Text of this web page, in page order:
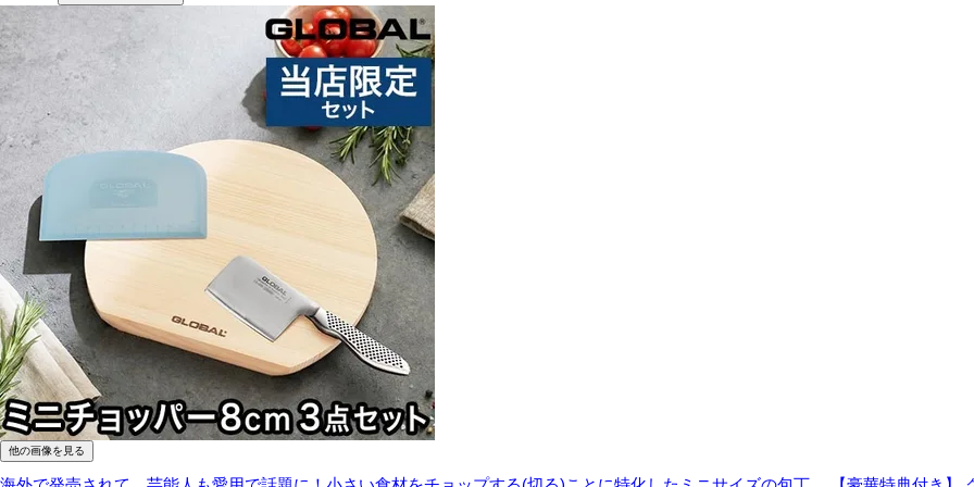
他の画像を見る